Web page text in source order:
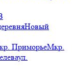
Новый
ПриморьеМкр.
ул.